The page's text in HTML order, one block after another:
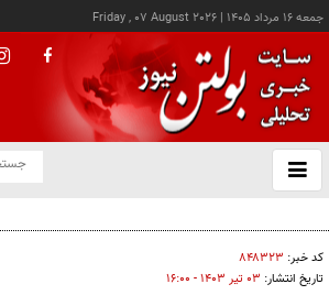
جمعه ۱۶ مرداد ۱۴۰۵ |
Friday , 07 August 2026
باز
و
کد خبر: ۸۴۸۳۲۳
تاریخ انتشار: ۰۳ تير ۱۴۰۳ - ۱۶:۰۰